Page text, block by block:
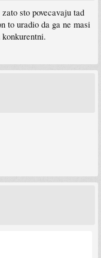
sto povecavaju tad
to uradio da ga ne masi